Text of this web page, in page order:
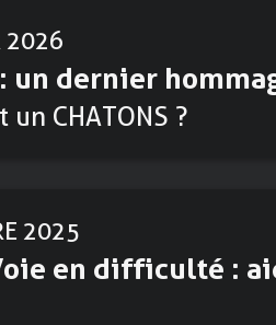
2026
un dernier
un CHATONS ?
2025
en difficulté :